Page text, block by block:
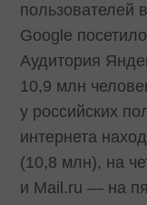
пользователей
Google
Аудитория
10,9 млн
у российских
интернета
(10,8 млн), на
и Mail.ru — на